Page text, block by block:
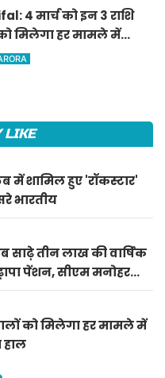
4 मार्च को इन 3 राशि
मिलेगा हर मामले में
साथ, पढ़ें 12 राशियों का
LIKE
में शामिल हुए 'रॉकस्टार'
भारतीय
साढ़े तीन लाख की वार्षिक
पेंशन, सीएम मनोहर
को मिलेगा हर मामले में
हाल